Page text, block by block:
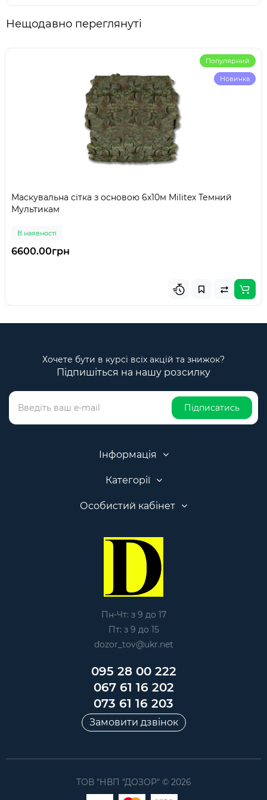
Нещодавно переглянуті
Популярний
Новинка
Маскувальна сітка з основою 6х10м Militex Темний
Мультикам
В наявності
6600.00грн
Хочете бути в курсі всіх акцій та знижок?
Підпишіться на нашу розсилку
Підписатись
Інформація
Категорії
Особистий кабінет
Пн-Чт: з 9 до 17
Пт: з 9 до 15
dozor_tov@ukr.net
095 28 00 222
067 61 16 202
073 61 16 203
Замовити дзвінок
ТОВ "НВП "ДОЗОР" © 2026